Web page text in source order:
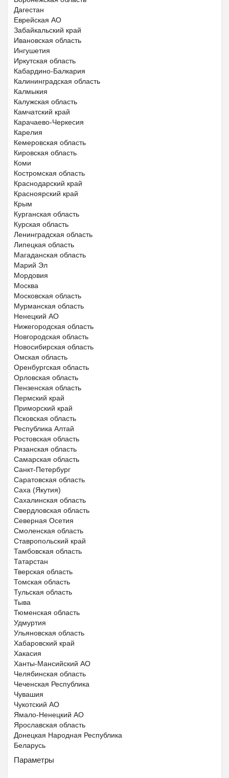
Дагестан
Еврейская АО
Забайкальский край
Ивановская область
Ингушетия
Иркутская область
Кабардино-Балкария
Калининградская область
Калмыкия
Калужская область
Камчатский край
Карачаево-Черкесия
Карелия
Кемеровская область
Кировская область
Коми
Костромская область
Краснодарский край
Красноярский край
Крым
Курганская область
Курская область
Ленинградская область
Липецкая область
Магаданская область
Марий Эл
Мордовия
Москва
Московская область
Мурманская область
Ненецкий АО
Нижегородская область
Новгородская область
Новосибирская область
Омская область
Оренбургская область
Орловская область
Пензенская область
Пермский край
Приморский край
Псковская область
Республика Алтай
Ростовская область
Рязанская область
Самарская область
Санкт-Петербург
Саратовская область
Саха (Якутия)
Сахалинская область
Свердловская область
Северная Осетия
Смоленская область
Ставропольский край
Тамбовская область
Татарстан
Тверская область
Томская область
Тульская область
Тыва
Тюменская область
Удмуртия
Ульяновская область
Хабаровский край
Хакасия
Ханты-Мансийский АО
Челябинская область
Чеченская Республика
Чувашия
Чукотский АО
Ямало-Ненецкий АО
Ярославская область
Донецкая Народная Республика
Беларусь
Параметры